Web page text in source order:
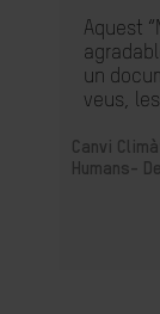
Aquest
un
veus,
Canvi
Humans-